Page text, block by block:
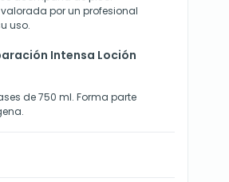
por un profesional
uso.
Intensa Loción
de 750 ml. Forma parte